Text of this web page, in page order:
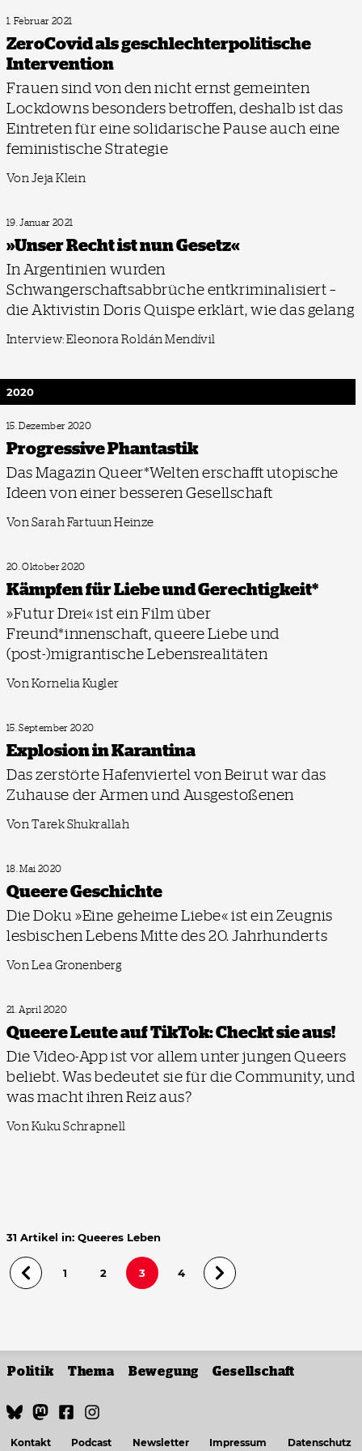
1. Februar 2021
ZeroCovid als geschlechterpolitische
Intervention
Frauen sind von den nicht ernst gemeinten
Lockdowns besonders betroffen, deshalb ist das
Eintreten für eine solidarische Pause auch eine
feministische Strategie
Von Jeja Klein
19. Januar 2021
»Unser Recht ist nun Gesetz«
In Argentinien wurden
Schwangerschaftsabbrüche entkriminalisiert –
die Aktivistin Doris Quispe erklärt, wie das gelang
Interview: Eleonora Roldán Mendívil
2020
15. Dezember 2020
Progressive Phantastik
Das Magazin Queer*Welten erschafft utopische
Ideen von einer besseren Gesellschaft
Von Sarah Fartuun Heinze
20. Oktober 2020
Kämpfen für Liebe und Gerechtigkeit*
»Futur Drei« ist ein Film über
Freund*innenschaft, queere Liebe und
(post-)migrantische Lebensrealitäten
Von Kornelia Kugler
15. September 2020
Explosion in Karantina
Das zerstörte Hafenviertel von Beirut war das
Zuhause der Armen und Ausgestoßenen
Von Tarek Shukrallah
18. Mai 2020
Queere Geschichte
Die Doku »Eine geheime Liebe« ist ein Zeugnis
lesbischen Lebens Mitte des 20. Jahrhunderts
Von Lea Gronenberg
21. April 2020
Queere Leute auf TikTok: Checkt sie aus!
Die Video-App ist vor allem unter jungen Queers
beliebt. Was bedeutet sie für die Community, und
was macht ihren Reiz aus?
Von Kuku Schrapnell
31 Artikel in: Queeres Leben
1 2 3 4
Politik Thema Bewegung Gesellschaft
Kontakt Podcast Newsletter Impressum Datenschutz